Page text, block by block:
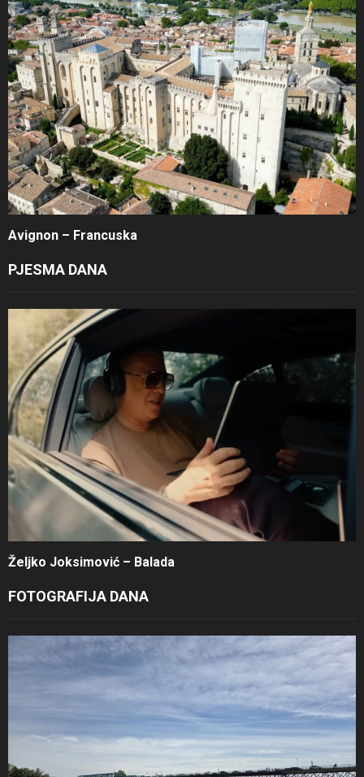
Avignon – Francuska
PJESMA DANA
Željko Joksimović – Balada
FOTOGRAFIJA DANA